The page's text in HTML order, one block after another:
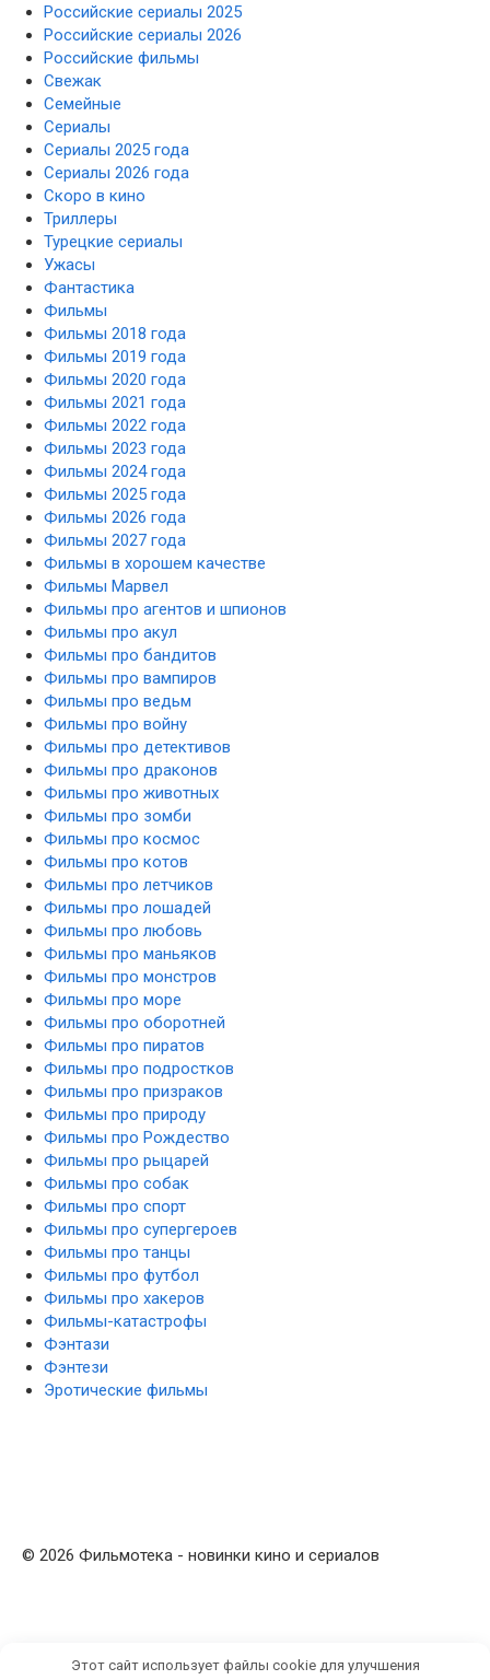
Российские сериалы 2025
Российские сериалы 2026
Российские фильмы
Свежак
Семейные
Сериалы
Сериалы 2025 года
Сериалы 2026 года
Скоро в кино
Триллеры
Турецкие сериалы
Ужасы
Фантастика
Фильмы
Фильмы 2018 года
Фильмы 2019 года
Фильмы 2020 года
Фильмы 2021 года
Фильмы 2022 года
Фильмы 2023 года
Фильмы 2024 года
Фильмы 2025 года
Фильмы 2026 года
Фильмы 2027 года
Фильмы в хорошем качестве
Фильмы Марвел
Фильмы про агентов и шпионов
Фильмы про акул
Фильмы про бандитов
Фильмы про вампиров
Фильмы про ведьм
Фильмы про войну
Фильмы про детективов
Фильмы про драконов
Фильмы про животных
Фильмы про зомби
Фильмы про космос
Фильмы про котов
Фильмы про летчиков
Фильмы про лошадей
Фильмы про любовь
Фильмы про маньяков
Фильмы про монстров
Фильмы про море
Фильмы про оборотней
Фильмы про пиратов
Фильмы про подростков
Фильмы про призраков
Фильмы про природу
Фильмы про Рождество
Фильмы про рыцарей
Фильмы про собак
Фильмы про спорт
Фильмы про супергероев
Фильмы про танцы
Фильмы про футбол
Фильмы про хакеров
Фильмы-катастрофы
Фэнтази
Фэнтези
Эротические фильмы
© 2026 Фильмотека - новинки кино и сериалов
Этот сайт использует файлы cookie для улучшения